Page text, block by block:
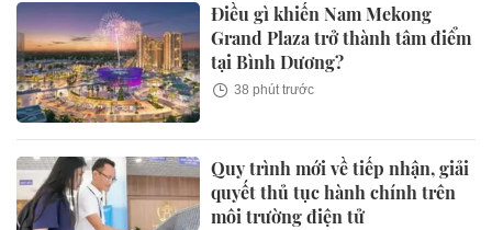
Điều gì khiến Nam Mekong
Grand Plaza trở thành tâm điểm
tại Bình Dương?
38 phút trước
Quy trình mới về tiếp nhận, giải
quyết thủ tục hành chính trên
môi trường điện tử